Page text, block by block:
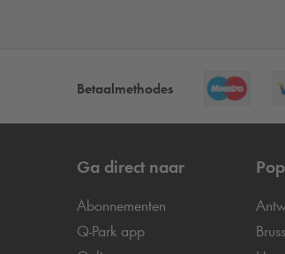
Betaalmethodes
Ga direct naar
Abonnementen
Q-Park app